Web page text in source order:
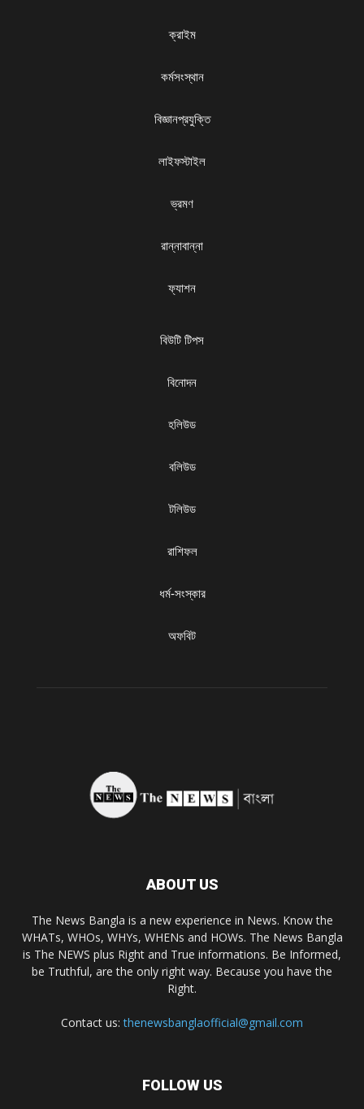
ক্রাইম
কর্মসংস্থান
বিজ্ঞানপ্রযুক্তি
লাইফস্টাইল
ভ্রমণ
রান্নাবান্না
ফ্যাশন
বিউটি টিপস
বিনোদন
হলিউড
বলিউড
টলিউড
রাশিফল
ধৰ্ম-সংস্কার
অফবিট
ABOUT US
The News Bangla is a new experience in News. Know the
WHATs, WHOs, WHYs, WHENs and HOWs. The News Bangla
is The NEWS plus Right and True informations. Be Informed,
be Truthful, are the only right way. Because you have the
Right.
Contact us:thenewsbanglaofficial@gmail.com
FOLLOW US